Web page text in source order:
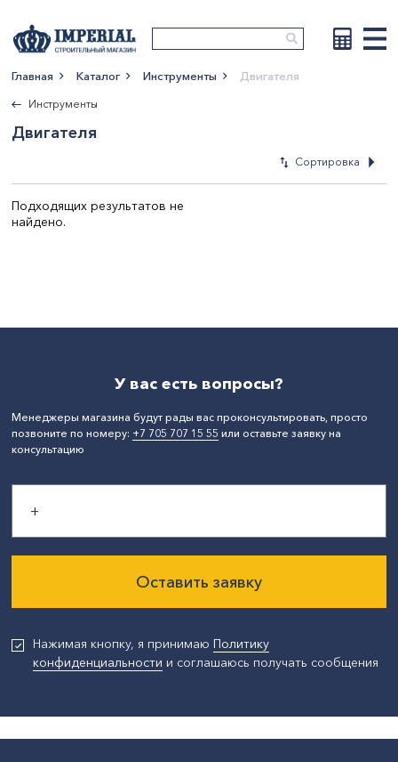
Главная Каталог Инструменты Двигателя
Инструменты
Двигателя
Сортировка
Подходящих результатов не
найдено.
У вас есть вопросы?
Менеджеры магазина будут рады вас проконсультировать, просто
позвоните по номеру: +7 705 707 15 55 или оставьте заявку на
консультацию
Оставить заявку
Нажимая кнопку, я принимаю Политику
конфиденциальности и соглашаюсь получать сообщения